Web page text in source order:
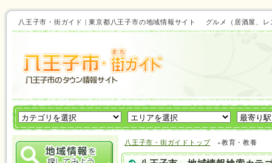
八王子市・街ガイド | 東京都八王子市の地域情報サイト グルメ（居酒屋、
八王子市・街ガイドトップ »教育・教養